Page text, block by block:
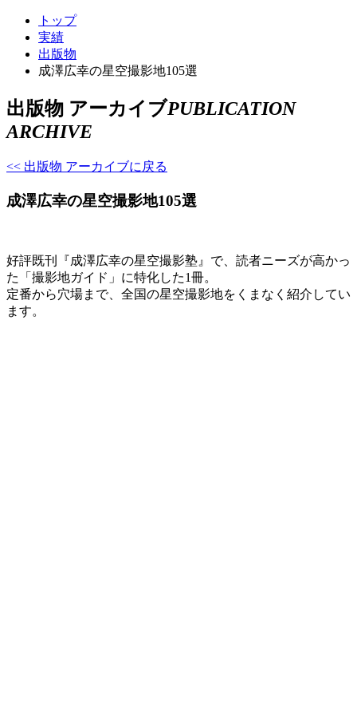
トップ
実績
出版物
成澤広幸の星空撮影地105選
出版物 アーカイブPUBLICATION
ARCHIVE
<< 出版物 アーカイブに戻る
成澤広幸の星空撮影地105選
好評既刊『成澤広幸の星空撮影塾』で、読者ニーズが高かっ
た「撮影地ガイド」に特化した1冊。
定番から穴場まで、全国の星空撮影地をくまなく紹介してい
ます。